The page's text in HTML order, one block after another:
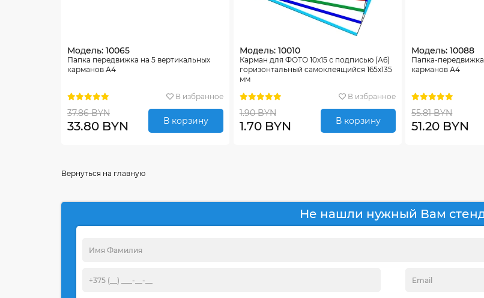
Модель: 10065
Папка передвижка на 5 вертикальных
карманов А4
В избранное
37.86 BYN
33.80 BYN В корзину
Модель: 10010
Карман для ФОТО 10х15 с подписью (А6)
горизонтальный самоклеящийся 165х135
мм
В избранное
1.90 BYN
1.70 BYN В корзину
Модель: 10088
Папка-
карманов А4
55.81 BYN
51.20 BYN
Вернуться на главную
Не нашли нужный Вам